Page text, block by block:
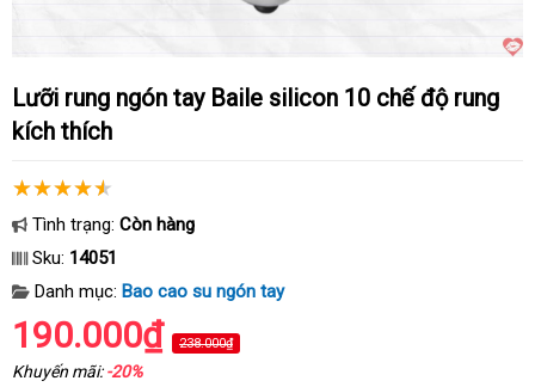
Lưỡi rung ngón tay Baile silicon 10 chế độ rung
kích thích
Tình trạng: Còn hàng
Sku: 14051
Danh mục: Bao cao su ngón tay
190.000₫ 238.000₫
Khuyến mãi:-20%